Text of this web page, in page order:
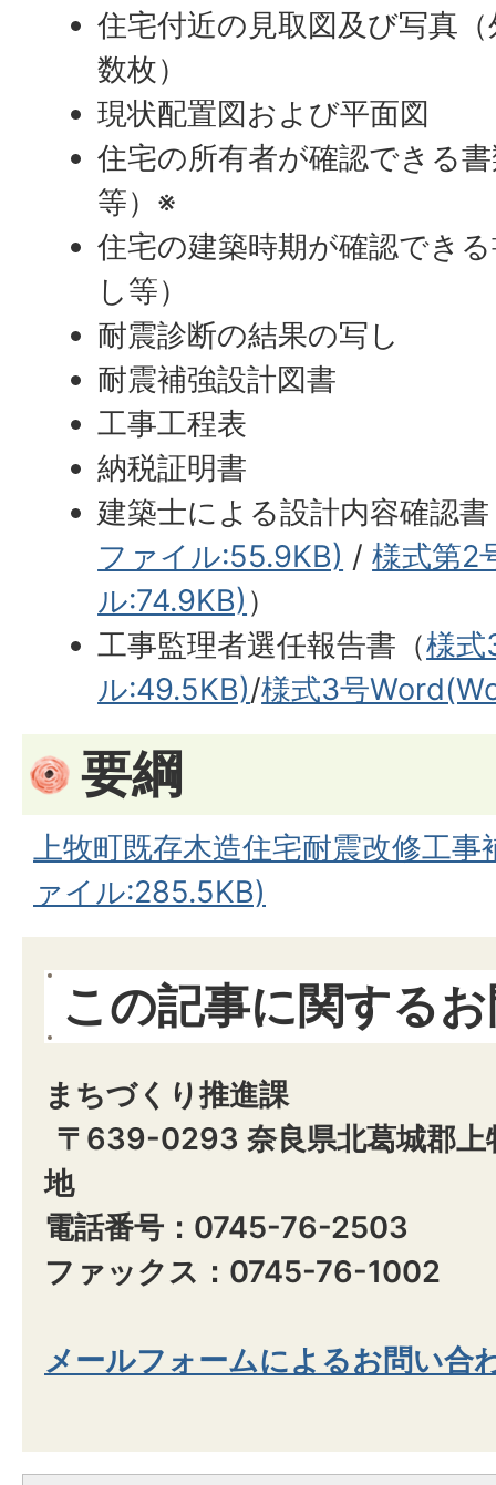
住宅付近の見取図及び写真
数枚）
現状配置図および平面図
住宅の所有者が確認できる
等）※
住宅の建築時期が確認でき
し等）
耐震診断の結果の写し
耐震補強設計図書
工事工程表
納税証明書
建築士による設計内容確認
ファイル:55.9KB) /様式第2
ル:74.9KB) ）
工事監理者選任報告書（様式
ル:49.5KB)/様式3号
要綱
上牧町既存木造住宅耐震改修工
ァイル:285.5KB)
この記事に関する
まちづくり推進課
〒639-0293 奈良県北葛城郡
地
電話番号：0745-76-2503
ファックス：0745-76-1002
メールフォームによるお問い合